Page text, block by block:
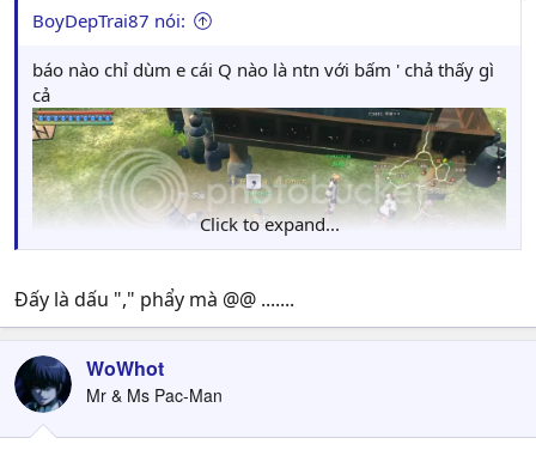
BoyDepTrai87 nói:
báo nào chỉ dùm e cái Q nào là ntn với bấm ' chả thấy gì
cả
Click to expand...
Đấy là dấu "," phẩy mà @@ .......
WoWhot
Mr & Ms Pac-Man